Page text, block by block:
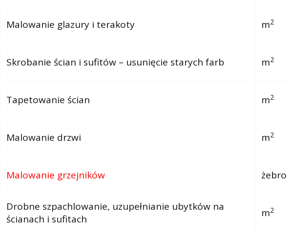
Malowanie glazury i terakoty m2
Skrobanie ścian i sufitów – usunięcie starych farb m2
Tapetowanie ścian m2
Malowanie drzwi m2
Malowanie grzejników żebro
Drobne szpachlowanie, uzupełnianie ubytków na
ścianach i sufitach
m2